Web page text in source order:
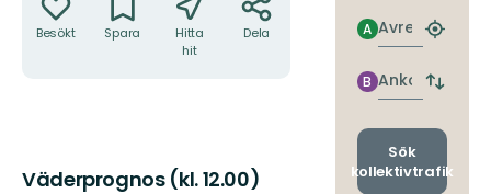
Besökt Spara
Hitta
hit
Dela
Väderprognos (kl. 12.00)
Avresa
A
Hitta
Ankomst
B
Byt
och
Sök
kollektivtrafik